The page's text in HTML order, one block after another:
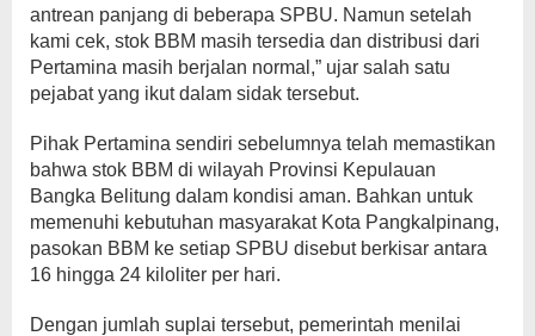
antrean panjang di beberapa SPBU. Namun setelah
kami cek, stok BBM masih tersedia dan distribusi dari
Pertamina masih berjalan normal,” ujar salah satu
pejabat yang ikut dalam sidak tersebut.
Pihak Pertamina sendiri sebelumnya telah memastikan
bahwa stok BBM di wilayah Provinsi Kepulauan
Bangka Belitung dalam kondisi aman. Bahkan untuk
memenuhi kebutuhan masyarakat Kota Pangkalpinang,
pasokan BBM ke setiap SPBU disebut berkisar antara
16 hingga 24 kiloliter per hari.
Dengan jumlah suplai tersebut, pemerintah menilai